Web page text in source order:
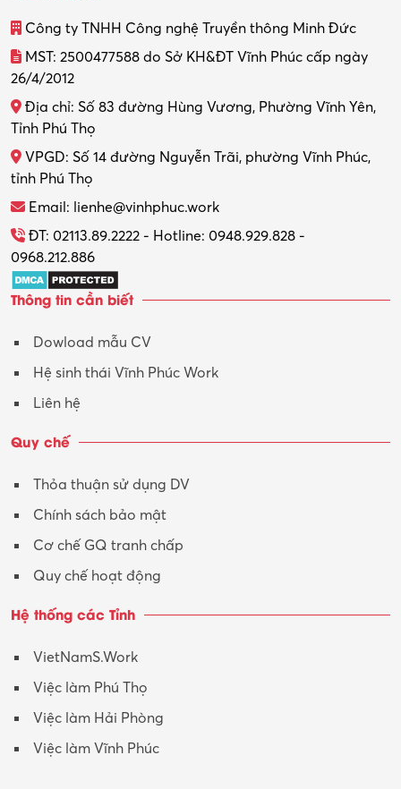
Công ty TNHH Công nghệ Truyền thông Minh Đức
MST: 2500477588 do Sở KH&ĐT Vĩnh Phúc cấp ngày
26/4/2012
Địa chỉ: Số 83 đường Hùng Vương, Phường Vĩnh Yên,
Tỉnh Phú Thọ
VPGD: Số 14 đường Nguyễn Trãi, phường Vĩnh Phúc,
tỉnh Phú Thọ
Email: lienhe@vinhphuc.work
ĐT: 02113.89.2222 - Hotline: 0948.929.828 -
0968.212.886
Thông tin cần biết
Dowload mẫu CV
Hệ sinh thái Vĩnh Phúc Work
Liên hệ
Quy chế
Thỏa thuận sử dụng DV
Chính sách bảo mật
Cơ chế GQ tranh chấp
Quy chế hoạt động
Hệ thống các Tỉnh
VietNamS.Work
Việc làm Phú Thọ
Việc làm Hải Phòng
Việc làm Vĩnh Phúc